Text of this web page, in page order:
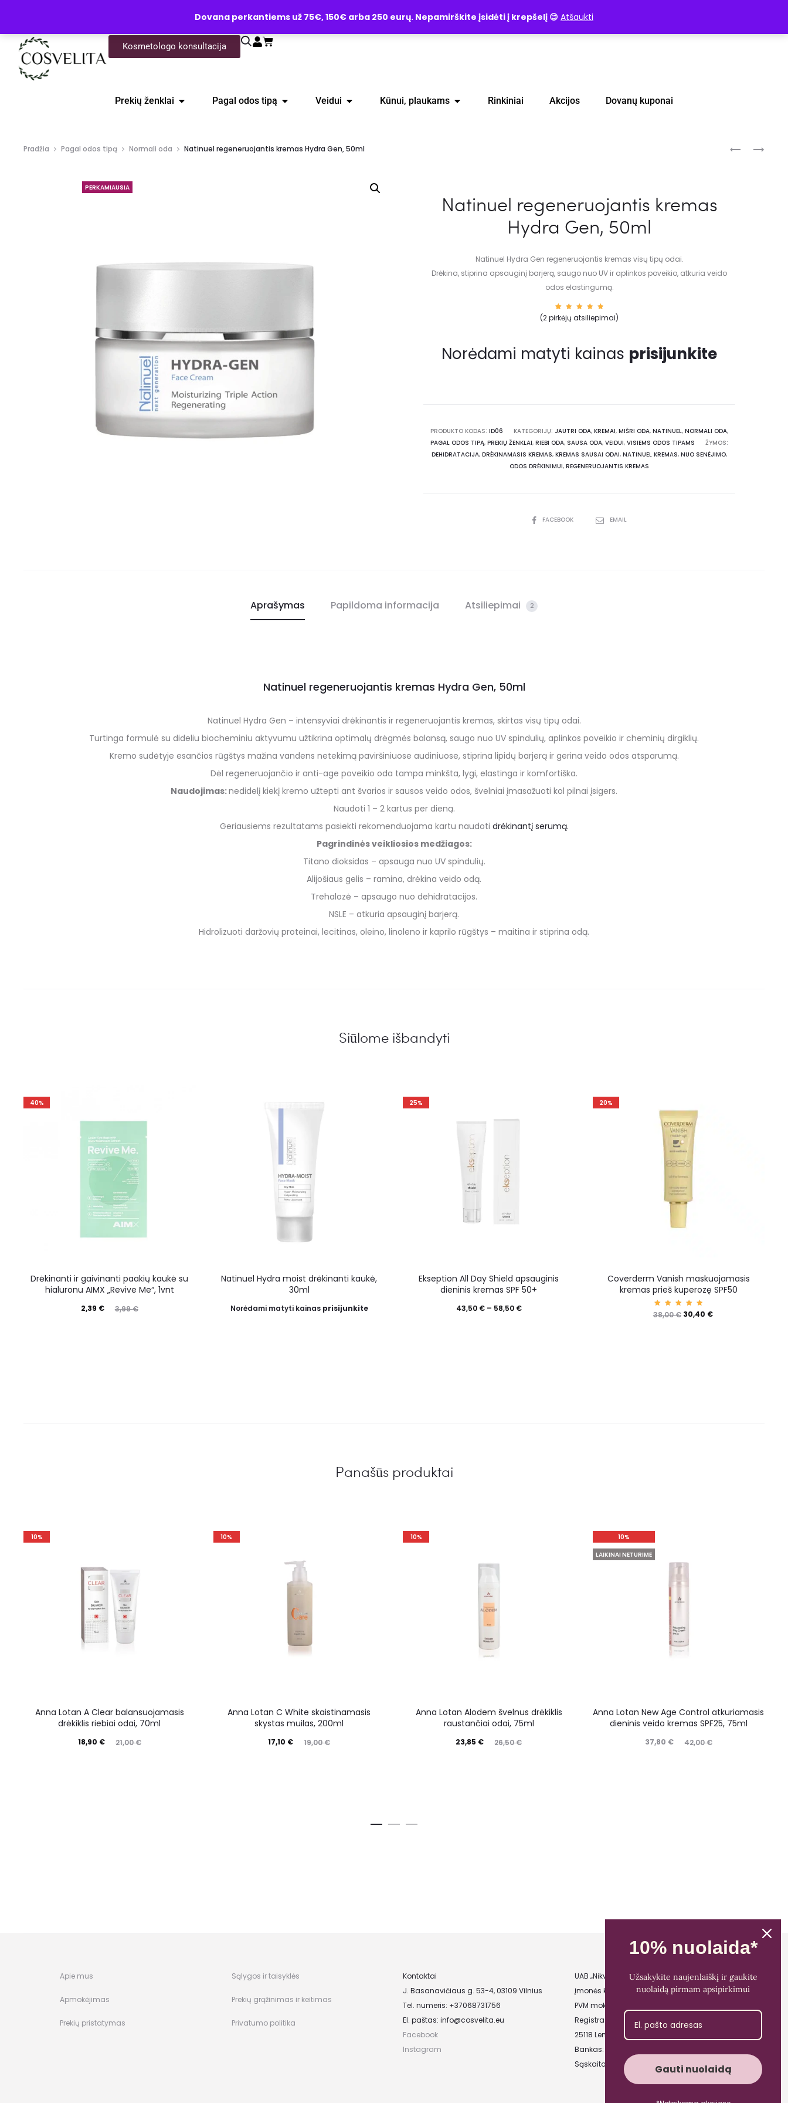
Dovana perkantiems už 75€, 150€ arba 250 eurų. Nepamirškite įsidėti į krepšelį 😊 Atšaukti
Kosmetologo konsultacija
Prekių ženklai Pagal odos tipą Veidui Kūnui, plaukams Rinkiniai Akcijos Dovanų kuponai
Pradžia Pagal odos tipą Normali oda Natinuel regeneruojantis kremas Hydra Gen, 50ml
PERKAMIAUSIA
Natinuel regeneruojantis kremas
Hydra Gen, 50ml
Natinuel Hydra Gen regeneruojantis kremas visų tipų odai.
Drėkina, stiprina apsauginį barjerą, saugo nuo UV ir aplinkos poveikio, atkuria veido
odos elastingumą.
Įvertin
imas:
imų:
2
)
(2pirkėjų atsiliepimai)
Norėdami matyti kainas prisijunkite
PRODUKTO KODAS: ID06 KATEGORIJŲ: JAUTRI ODA, KREMAI, MIŠRI ODA, NATINUEL, NORMALI ODA,
PAGAL ODOS TIPĄ, PREKIŲ ŽENKLAI, RIEBI ODA, SAUSA ODA, VEIDUI, VISIEMS ODOS TIPAMS
ŽYMOS:
DEHIDRATACIJA, DRĖKINAMASIS KREMAS, KREMAS SAUSAI ODAI, NATINUEL KREMAS, NUO SENĖJIMO,
ODOS DRĖKINIMUI, REGENERUOJANTIS KREMAS
FACEBOOK EMAIL
Aprašymas Papildoma informacija Atsiliepimai 2
Natinuel regeneruojantis kremas Hydra Gen, 50ml
Natinuel Hydra Gen – intensyviai drėkinantis ir regeneruojantis kremas, skirtas visų tipų odai.
Turtinga formulė su dideliu biocheminiu aktyvumu užtikrina optimalų drėgmės balansą, saugo nuo UV spindulių, aplinkos poveikio ir cheminių dirgiklių.
Kremo sudėtyje esančios rūgštys mažina vandens netekimą paviršiniuose audiniuose, stiprina lipidų barjerą ir gerina veido odos atsparumą.
Dėl regeneruojančio ir anti-age poveikio oda tampa minkšta, lygi, elastinga ir komfortiška.
Naudojimas:nedidelį kiekį kremo užtepti ant švarios ir sausos veido odos, švelniai įmasažuoti kol pilnai įsigers.
Naudoti 1 – 2 kartus per dieną.
Geriausiems rezultatams pasiekti rekomenduojama kartu naudoti drėkinantį serumą.
Pagrindinės veikliosios medžiagos:
Titano dioksidas – apsauga nuo UV spindulių.
Alijošiaus gelis – ramina, drėkina veido odą.
Trehalozė – apsaugo nuo dehidratacijos.
NSLE – atkuria apsauginį barjerą.
Hidrolizuoti daržovių proteinai, lecitinas, oleino, linoleno ir kaprilo rūgštys – maitina ir stiprina odą.
Siūlome išbandyti
40%
Drėkinanti ir gaivinanti paakių kaukė su
hialuronu AIMX „Revive Me“, 1vnt
3,99€
2,39 €
Natinuel Hydra moist drėkinanti kaukė,
30ml
Norėdami matyti kainas prisijunkite
25%
Ekseption All Day Shield apsauginis
dieninis kremas SPF 50+
43,50 € – 58,50 €
20%
Coverderm Vanish maskuojamasis
kremas prieš kuperozę SPF50
Įvertin
imas:
38,00€ 30,40 €
Panašūs produktai
10%
Anna Lotan A Clear balansuojamasis
drėkiklis riebiai odai, 70ml
21,00€
18,90 €
10%
Anna Lotan C White skaistinamasis
skystas muilas, 200ml
19,00€
17,10 €
10%
Anna Lotan Alodem švelnus drėkiklis
raustančiai odai, 75ml
26,50€
23,85 €
10%
LAIKINAI NETURIME
Anna Lotan New Age Control atkuriamasis
dieninis veido kremas SPF25, 75ml
42,00€
37,80 €
Apie mus
Apmokėjimas
Prekių pristatymas
Sąlygos ir taisyklės
Prekių grąžinimas ir keitimas
Privatumo politika
Kontaktai
J. Basanavičiaus g. 53-4, 03109 Vilnius
Tel. numeris: +37068731756
El. paštas: info@cosvelita.eu
Facebook
Instagram
UAB „Nikvera”
Įmonės kodas: 303481944
PVM mokėtojo kodas: LT100011828014
Registracijos adresas: Bažnyčios g. 23-36,
25118 Lentvaris, Trakų r.
Bankas: Paysera LT
Sąskaitos Nr.: LT89 3500 0100 0165 5773
10% nuolaida*
Užsakykite naujenlaiškį ir gaukite
nuolaidą pirmam apsipirkimui
Gauti nuolaidą